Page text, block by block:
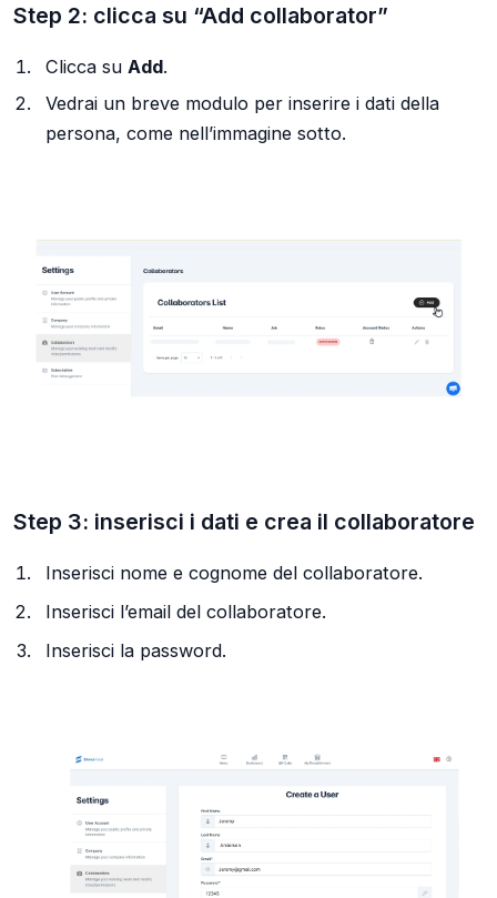
Step 2: clicca su “Add collaborator”
Clicca su Add.
Vedrai un breve modulo per inserire i dati della
persona, come nell’immagine sotto.
Step 3: inserisci i dati e crea il collaboratore
Inserisci nome e cognome del collaboratore.
Inserisci l’email del collaboratore.
Inserisci la password.